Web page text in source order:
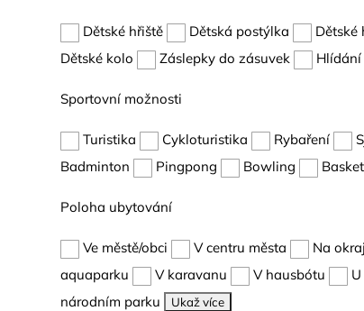
Dětské hřiště Dětská postýlka Dětské
Dětské kolo
Záslepky do zásuvek
Sportovní možnosti
Turistika Cykloturistika Rybaření
Badminton
Pingpong Bowling
Poloha ubytování
Ve městě/obci V centru města Na
aquaparku
V karavanu V hausbótu
národním parku
Ukaž více